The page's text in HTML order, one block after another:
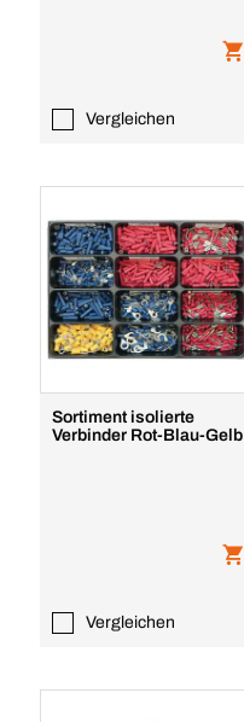
Vergleichen
Sortiment isolierte
Verbinder Rot-Blau-Gelb
Vergleichen